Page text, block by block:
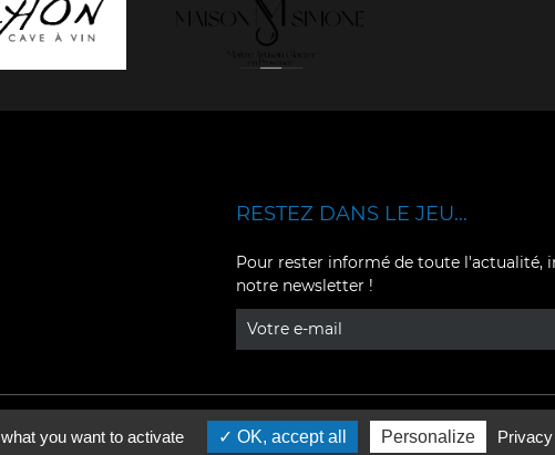
YouTube
RESTEZ DANS LE JEU...
Pour rester informé de toute l'actualité,
notre newsletter !
you want to activate OK, accept all Personalize